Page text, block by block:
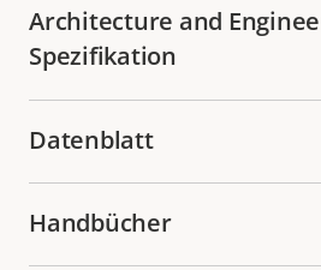
Architecture and
Spezifikation
Datenblatt
Handbücher